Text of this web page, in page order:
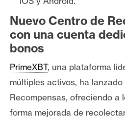
a
s
d
e
P
r
e
n
s
a
Nuevo Centro de
con una cuenta
bonos
PrimeXBT, una plataforma
múltiples activos, ha
Recompensas, ofreciendo a
forma mejorada de